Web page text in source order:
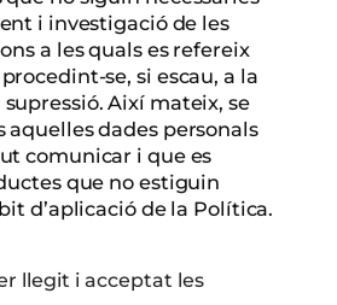
i investigació de les
a les quals es refereix
se, si escau, a la
Així mateix, se
dades personals
comunicar i que es
que no estiguin
d’aplicació de la Política.
llegit i acceptat les